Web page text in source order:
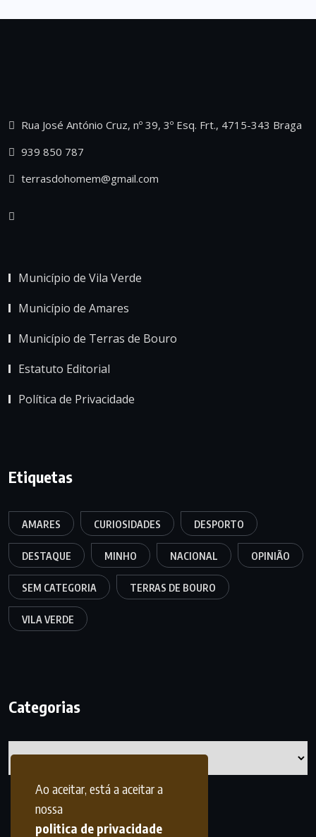
Ao aceitar, está a aceitar a
nossa
politica de privacidade
Rua José António Cruz, nº 39, 3º Esq. Frt., 4715-343 Braga
939 850 787
terrasdohomem@gmail.com
Município de Vila Verde
Município de Amares
Município de Terras de Bouro
Estatuto Editorial
Política de Privacidade
Etiquetas
AMARES CURIOSIDADES DESPORTO
DESTAQUE MINHO NACIONAL OPINIÃO
SEM CATEGORIA TERRAS DE BOURO
VILA VERDE
Categorias